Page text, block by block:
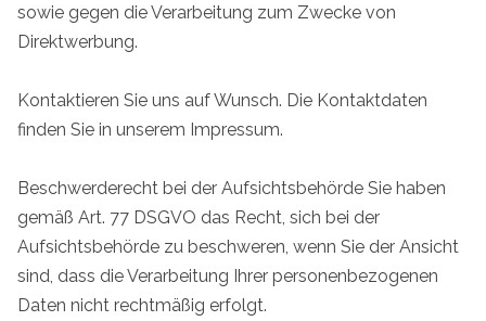
sowie gegen die Verarbeitung zum Zwecke von
Direktwerbung.
Kontaktieren Sie uns auf Wunsch. Die Kontaktdaten
finden Sie in unserem Impressum.
Beschwerderecht bei der Aufsichtsbehörde Sie haben
gemäß Art. 77 DSGVO das Recht, sich bei der
Aufsichtsbehörde zu beschweren, wenn Sie der Ansicht
sind, dass die Verarbeitung Ihrer personenbezogenen
Daten nicht rechtmäßig erfolgt.